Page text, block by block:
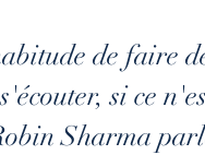
de faire
si ce
Sharma